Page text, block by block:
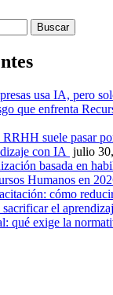
usa IA, pero
que enfrenta
suele pasar
con IA julio
basada en
Humanos en
cómo
el
qué exige la